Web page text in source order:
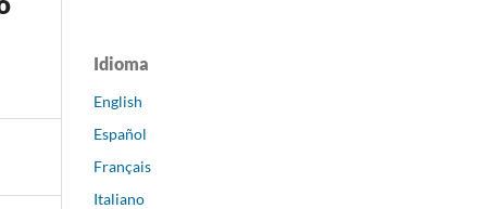
Idioma
English
Español
Français
Italiano